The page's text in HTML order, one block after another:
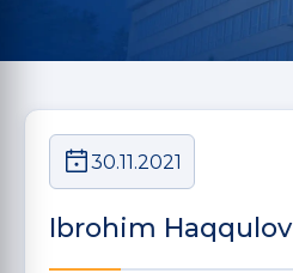
30.11.2021
Ibrohim Haqqulov